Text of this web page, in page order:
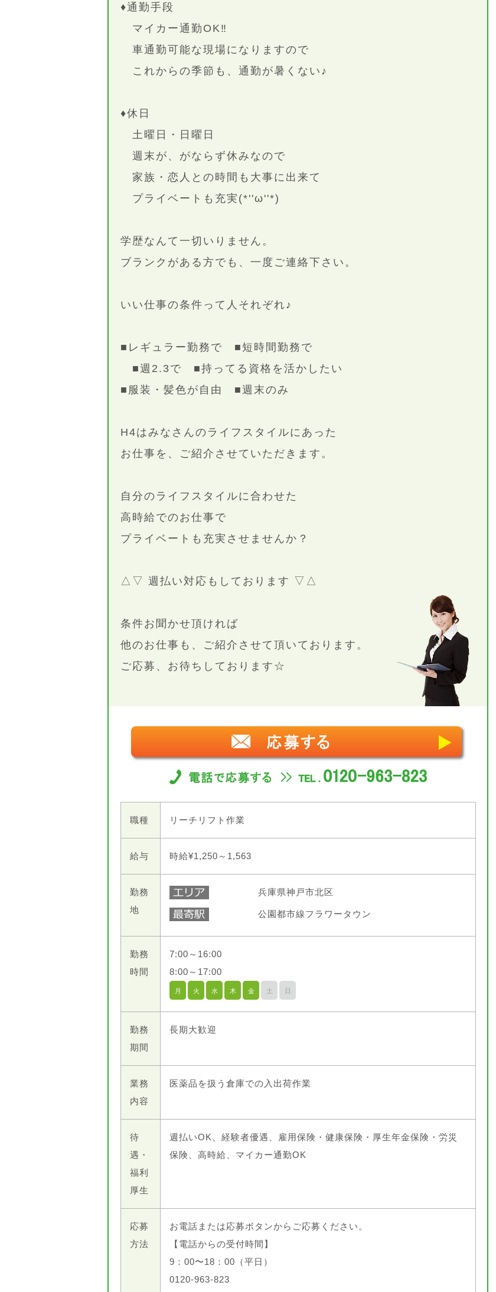
♦通勤手段
マイカー通勤OK‼
車通勤可能な現場になりますので
これからの季節も、通勤が暑くない♪
♦休日
土曜日・日曜日
週末が、がならず休みなので
家族・恋人との時間も大事に出来て
プライベートも充実(*''ω''*)
学歴なんて一切いりません。
ブランクがある方でも、一度ご連絡下さい。
いい仕事の条件って人それぞれ♪
■レギュラー勤務で ■短時間勤務で
■週2.3で ■持ってる資格を活かしたい
■服装・髪色が自由 ■週末のみ
H4はみなさんのライフスタイルにあった
お仕事を、ご紹介させていただきます。
自分のライフスタイルに合わせた
高時給でのお仕事で
プライベートも充実させませんか？
△▽ 週払い対応もしております ▽△
条件お聞かせ頂ければ
他のお仕事も、ご紹介させて頂いております。
ご応募、お待ちしております☆
職種 リーチリフト作業
給与 時給¥1,250～1,563
勤務
地
兵庫県神戸市北区
公園都市線フラワータウン
勤務
時間
7:00～16:00
8:00～17:00
月 火 水 木 金 土 日
勤務
期間
長期大歓迎
業務
内容
医薬品を扱う倉庫での入出荷作業
待
遇・
福利
厚生
週払いOK、経験者優遇、雇用保険・健康保険・厚生年金保険・労災
保険、高時給、マイカー通勤OK
応募
方法
お電話または応募ボタンからご応募ください。
【電話からの受付時間】
9：00〜18：00（平日）
0120-963-823